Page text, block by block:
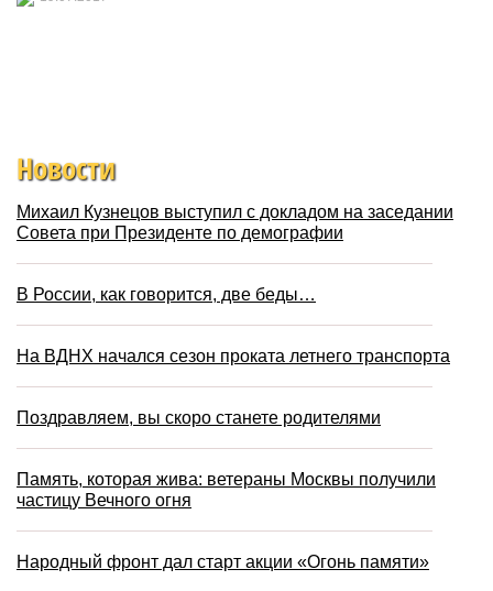
Новости
Михаил Кузнецов выступил с докладом на заседании
Совета при Президенте по демографии
В России, как говорится, две беды…
На ВДНХ начался сезон проката летнего транспорта
Поздравляем, вы скоро станете родителями
Память, которая жива: ветераны Москвы получили
частицу Вечного огня
Народный фронт дал старт акции «Огонь памяти»